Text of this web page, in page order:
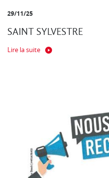
29/11/25
SAINT SYLVESTRE
Lire la suite